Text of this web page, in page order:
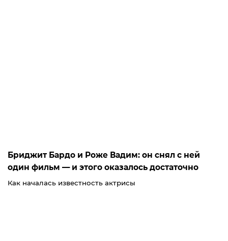
Бриджит Бардо и Роже Вадим: он снял с ней
один фильм — и этого оказалось достаточно
Как началась известность актрисы